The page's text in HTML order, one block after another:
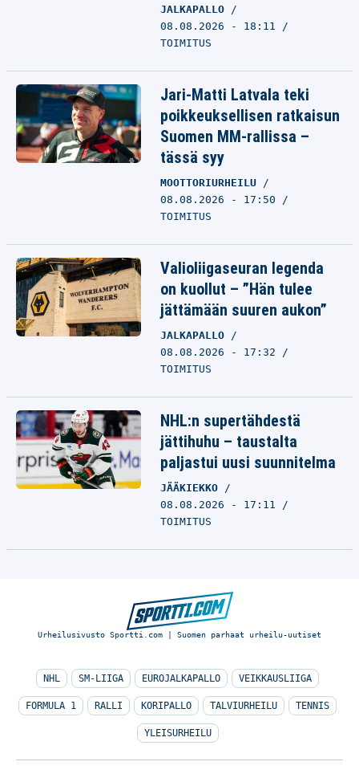
JALKAPALLO
08.08.2026 - 18:11
TOIMITUS
Jari-Matti Latvala teki
poikkeuksellisen ratkaisun
Suomen MM-rallissa –
tässä syy
MOOTTORIURHEILU
08.08.2026 - 17:50
TOIMITUS
Valioliigaseuran legenda
on kuollut – ”Hän tulee
jättämään suuren aukon”
JALKAPALLO
08.08.2026 - 17:32
TOIMITUS
NHL:n supertähdestä
jättihuhu – taustalta
paljastui uusi suunnitelma
JÄÄKIEKKO
08.08.2026 - 17:11
TOIMITUS
Urheilusivusto Sportti.com | Suomen parhaat urheilu-uutiset
NHL SM-LIIGA EUROJALKAPALLO VEIKKAUSLIIGA
FORMULA 1 RALLI KORIPALLO TALVIURHEILU TENNIS
YLEISURHEILU